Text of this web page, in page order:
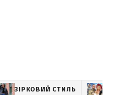
ЗІРКОВИЙ СТИЛЬ